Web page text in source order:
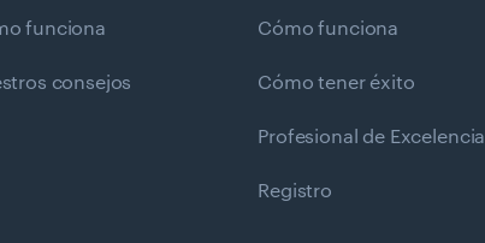
funciona
consejos
Cómo funciona
Cómo tener éxito
Profesional de Excelencia
Registro